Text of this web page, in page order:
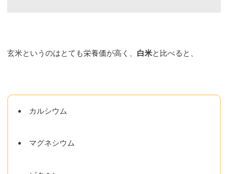
玄米というのはとても栄養価が高く、 白米と比べると、
カルシウム
マグネシウム